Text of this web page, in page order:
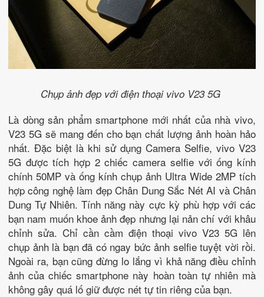
Chụp ảnh đẹp với điện thoại vivo V23 5G
Là dòng sản phẩm smartphone mới nhất của nhà vivo,
V23 5G sẽ mang đến cho bạn chất lượng ảnh hoàn hảo
nhất. Đặc biệt là khi sử dụng Camera Selfie, vivo V23
5G được tích hợp 2 chiếc camera selfie với ống kính
chính 50MP và ống kính chụp ảnh Ultra Wide 2MP tích
hợp công nghệ làm đẹp Chân Dung Sắc Nét AI và Chân
Dung Tự Nhiên. Tính năng này cực kỳ phù hợp với các
bạn nam muốn khoe ảnh đẹp nhưng lại nản chí với khâu
chỉnh sửa. Chỉ cần cầm điện thoại vivo V23 5G lên
chụp ảnh là bạn đã có ngay bức ảnh selfie tuyệt vời rồi.
Ngoài ra, bạn cũng đừng lo lắng vì khả năng điều chỉnh
ảnh của chiếc smartphone này hoàn toàn tự nhiên mà
không gây quá lố giữ được nét tự tin riêng của bạn.